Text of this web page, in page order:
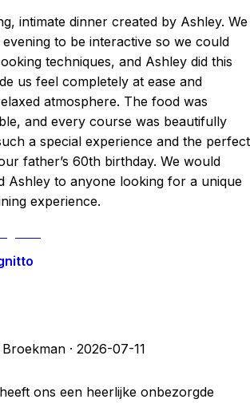
intimate dinner created by Ashley. We
to be interactive so we could
techniques, and Ashley did this
us feel completely at ease and
atmosphere. The food was
and every course was beautifully
a special experience and the perfect
father’s 60th birthday. We would
Ashley to anyone looking for a unique
experience.
· 2026-07-11
ons een heerlijke onbezorgde